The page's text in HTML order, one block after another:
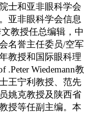
士和亚非眼科学会
亚非眼科学会信息
教授任总编辑，中
名誉主任委员/空军
教授和国际眼科理
.Peter Wiedemann教
王宁利教授、范先
姚克教授及陕西省
授等任副主编。本